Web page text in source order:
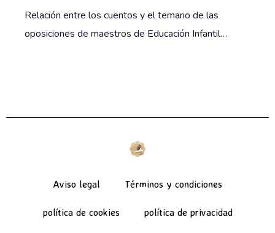
Relación entre los cuentos y el temario de las
oposiciones de maestros de Educación Infantil…
Aviso legal Términos y condiciones
política de cookies política de privacidad